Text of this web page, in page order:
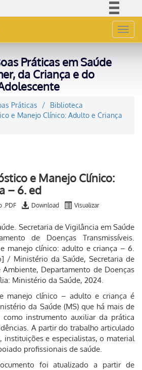
Acesso à informação
Práticas em Saúde
da Criança e do
Práticas
Biblioteca
e Manejo Clínico: Adulto e Criança
e Manejo Clínico:
– 6. ed
.PDF Download Visualizar
Secretaria de Vigilância em Saúde
de Doenças Transmissíveis.
manejo clínico: adulto e criança – 6.
/ Ministério da Saúde, Secretaria de
Departamento de Doenças
Ministério da Saúde, 2024.
manejo clínico – adulto e criança é
da Saúde (MS) que há mais de
instrumento auxiliar da prática
A partir do trabalho articulado
instituições e especialistas, o material
profissionais de saúde.
foi atualizado a partir de